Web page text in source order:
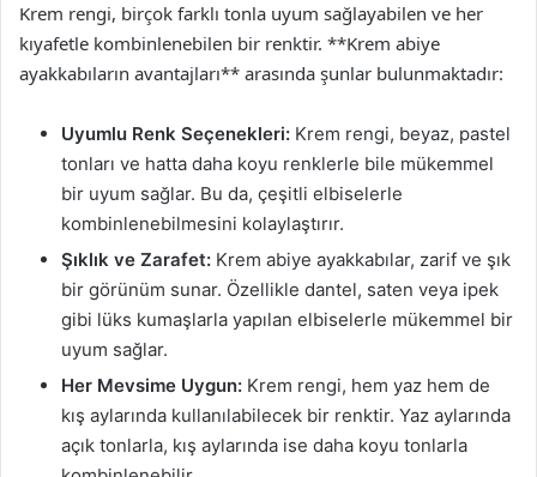
Krem rengi, birçok farklı tonla uyum sağlayabilen ve her
kıyafetle kombinlenebilen bir renktir. **Krem abiye
ayakkabıların avantajları** arasında şunlar bulunmaktadır:
Uyumlu Renk Seçenekleri: Krem rengi, beyaz, pastel
tonları ve hatta daha koyu renklerle bile mükemmel
bir uyum sağlar. Bu da, çeşitli elbiselerle
kombinlenebilmesini kolaylaştırır.
Şıklık ve Zarafet: Krem abiye ayakkabılar, zarif ve şık
bir görünüm sunar. Özellikle dantel, saten veya ipek
gibi lüks kumaşlarla yapılan elbiselerle mükemmel bir
uyum sağlar.
Her Mevsime Uygun: Krem rengi, hem yaz hem de
kış aylarında kullanılabilecek bir renktir. Yaz aylarında
açık tonlarla, kış aylarında ise daha koyu tonlarla